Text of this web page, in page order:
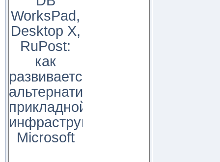
WorksPad,
Desktop X,
RuPost:
как
развивается
альтернатива
прикладной
инфраструктуре
Microsoft